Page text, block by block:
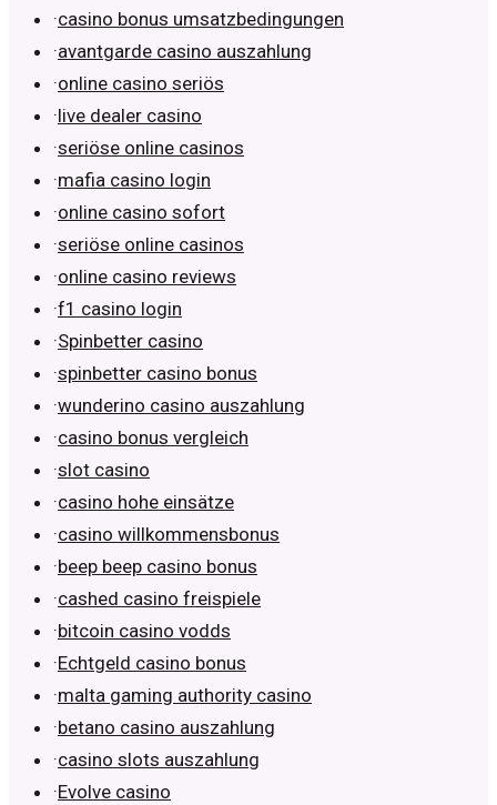
·casino bonus umsatzbedingungen
·avantgarde casino auszahlung
·online casino seriös
·live dealer casino
·seriöse online casinos
·mafia casino login
·online casino sofort
·seriöse online casinos
·online casino reviews
·f1 casino login
·Spinbetter casino
·spinbetter casino bonus
·wunderino casino auszahlung
·casino bonus vergleich
·slot casino
·casino hohe einsätze
·casino willkommensbonus
·beep beep casino bonus
·cashed casino freispiele
·bitcoin casino vodds
·Echtgeld casino bonus
·malta gaming authority casino
·betano casino auszahlung
·casino slots auszahlung
·Evolve casino